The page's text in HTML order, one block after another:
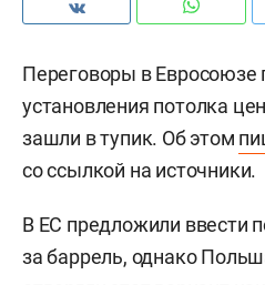
Переговоры в Евросоюзе
установления потолка
зашли в тупик. Об этом
со ссылкой на источники.
В ЕС предложили ввести
за баррель, однако